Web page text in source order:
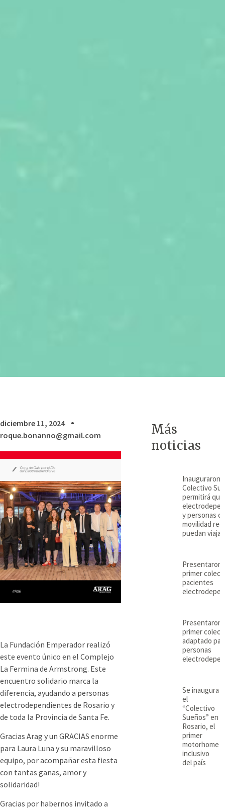
diciembre 11, 2024
roque.bonanno@gmail.com
La Fundación Emperador realizó
este evento único en el Complejo
La Fermina de Armstrong. Este
encuentro solidario marca la
diferencia, ayudando a personas
electrodependientes de Rosario y
de toda la Provincia de Santa Fe.
Gracias Arag y un GRACIAS enorme
para Laura Luna y su maravilloso
equipo, por acompañar esta fiesta
con tantas ganas, amor y
solidaridad!
Gracias por habernos invitado a
Más
noticias
Inauguraron
Colectivo
permitirá que
y personas
movilidad
puedan viajar
Presentaron
primer
pacientes
Presentaron
primer
adaptado
personas
Se inaugura
el
“Colectivo
Sueños” en
Rosario, el
primer
motorhome
inclusivo
del país